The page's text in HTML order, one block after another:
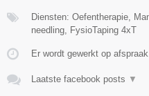
Diensten: Oefentherapie,
needling, FysioTaping 4xT
Er wordt gewerkt op afspraak.
Laatste facebook posts ▼